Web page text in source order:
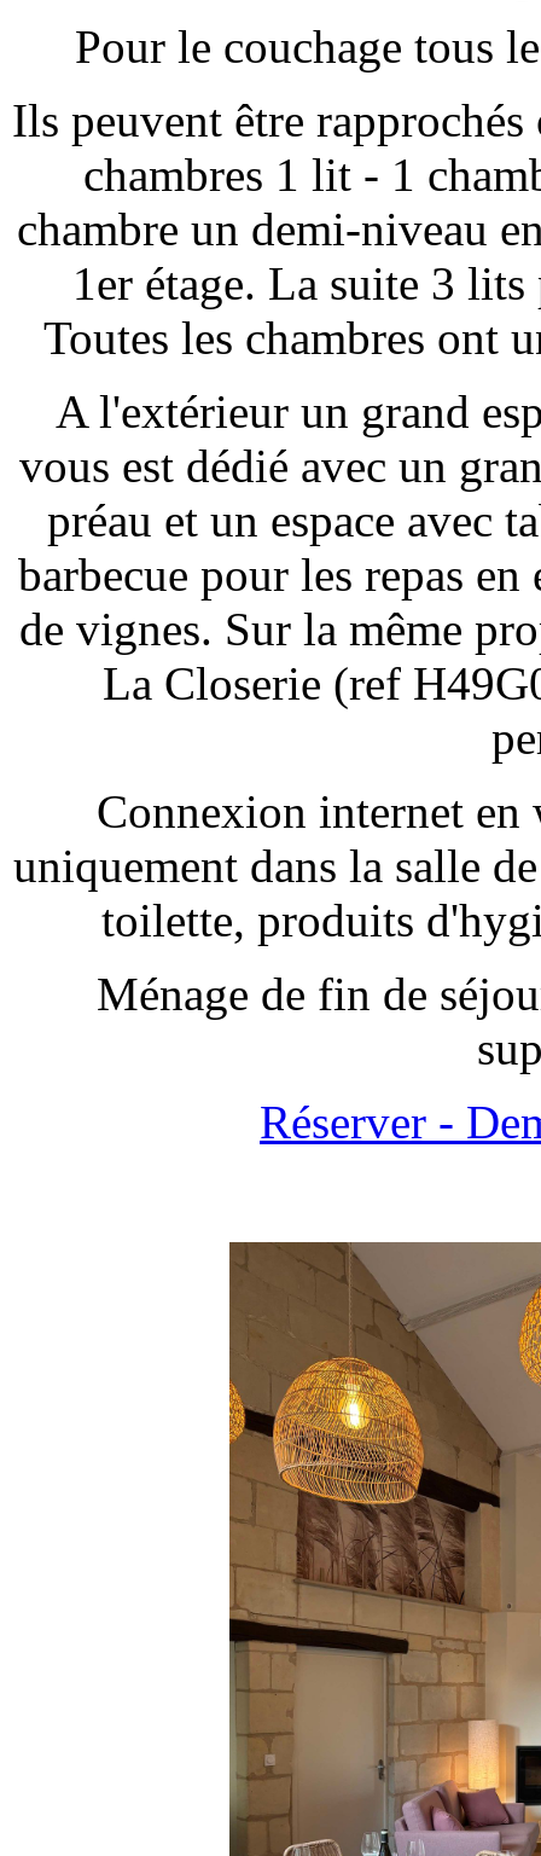
Pour le couchage tous
Ils peuvent être
chambres 1 lit - 1
chambre un demi-niveau
1er étage. La suite 3 lits
Toutes les chambres ont
A l'extérieur un grand
vous est dédié avec un
préau et un espace avec
barbecue pour les repas
de vignes. Sur la même
La Closerie (ref
Connexion internet en
uniquement dans la salle
toilette, produits
Ménage de fin de
Réserver -